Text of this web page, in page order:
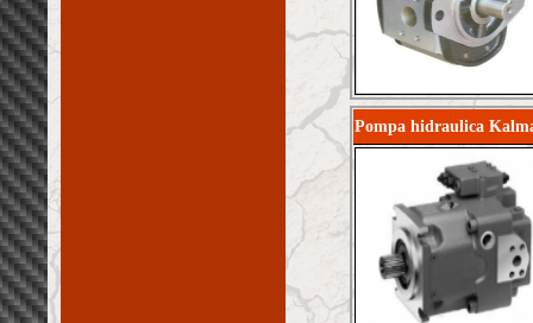
Pompa hidraulica